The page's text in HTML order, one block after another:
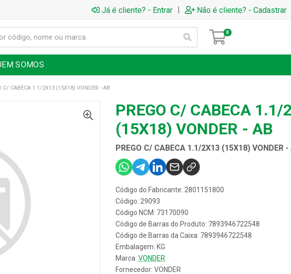
Já é cliente? - Entrar | Não é cliente? - Cadastrar
0
SOMOS
C/ CABECA 1.1/2X13 (15X18) VONDER - AB
PREGO C/ CABECA 1.1/
(15X18) VONDER - AB
PREGO C/ CABECA 1.1/2X13 (15X18) VONDER -
Código do Fabricante: 2801151800
Código: 29093
Código NCM: 73170090
Código de Barras do Produto: 7893946722548
Código de Barras da Caixa: 7893946722548
Embalagem: KG
Marca: VONDER
Fornecedor: VONDER